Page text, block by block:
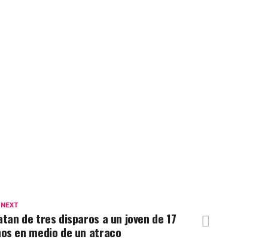
de tres disparos a un joven de 17
en medio de un atraco